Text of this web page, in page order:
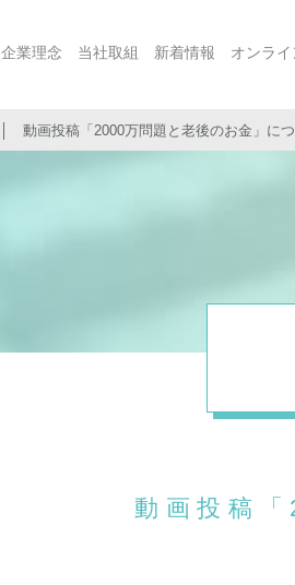
企業理念 当社取組 新着情報 オンラ
動画投稿「2000万問題と老後のお金」に
動画投稿